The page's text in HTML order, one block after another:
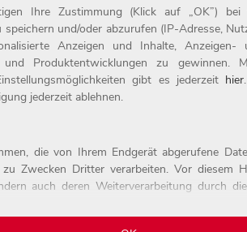
Kontakt
Impressum
Ihre Zustimmung (Klick auf „OK”) bei
und/oder abzurufen (IP-Adresse,
Anzeigen und Inhalte, Anzeigen-
und Produktentwicklungen zu gewinnen.
gibt es jederzeit hier
jederzeit ablehnen.
die von Ihrem Endgerät abgerufene
Zwecken Dritter verarbeiten. Vor
auch deren Weiterverarbeitung durch
die folgenden Unternehmen: Google, Youtube